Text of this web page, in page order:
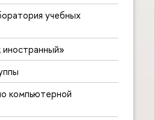
учебных
иностранный»
компьютерной